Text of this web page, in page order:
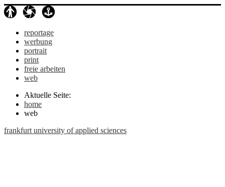
reportage
werbung
portrait
print
freie arbeiten
web
Aktuelle Seite:
home
web
frankfurt university of applied sciences